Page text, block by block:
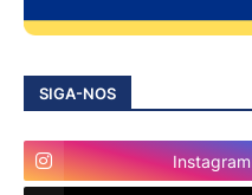
SIGA-NOS
Instagram